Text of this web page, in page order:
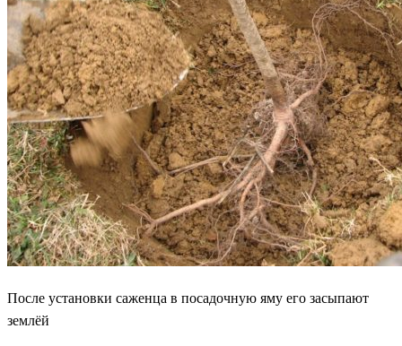
После установки саженца в посадочную яму его засыпают
землёй